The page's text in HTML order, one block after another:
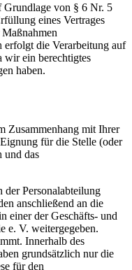
Grundlage von § 6 Nr. 5
eines Vertrages
erfolgt die Verarbeitung auf
ein berechtigtes
haben.
Zusammenhang mit Ihrer
für die Stelle (oder
und das
Personalabteilung
anschließend an die
einer der Geschäfts- und
e. V. weitergegeben.
Innerhalb des
grundsätzlich nur die
für den